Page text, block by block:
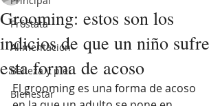
Próstata
Alimentación
Belleza y piel
Bienestar
Grooming: estos son los
indicios de que un niño sufre
esta forma de acoso
El grooming es una forma de acoso